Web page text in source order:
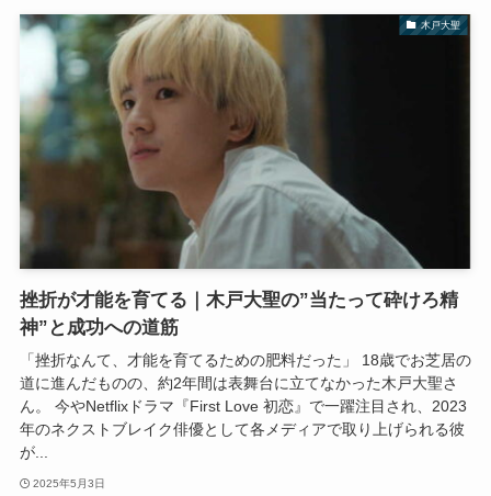
木戸大聖
挫折が才能を育てる｜木戸大聖の”当たって砕けろ精
神”と成功への道筋
「挫折なんて、才能を育てるための肥料だった」 18歳でお芝居の
道に進んだものの、約2年間は表舞台に立てなかった木戸大聖さ
ん。 今やNetflixドラマ『First Love 初恋』で一躍注目され、2023
年のネクストブレイク俳優として各メディアで取り上げられる彼
が...
2025年5月3日